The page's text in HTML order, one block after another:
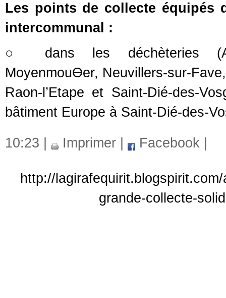
Les points de collecte équipés
intercommunal :
○ dans les déchèteries
MoyenmouƟer, Neuvillers-sur-Fave,
Raon-l’Etape et Saint-Dié-des-
bâtiment Europe à Saint-Dié-des-
10:23 | Imprimer Facebook
http://
grande-collecte-